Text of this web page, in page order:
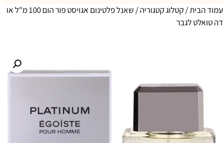
עמוד הבית/קטלוג קטגוריה
/ שאנל פלטינום אגויסט פור הום 100 מ"ל או
דה טואלט לגבר